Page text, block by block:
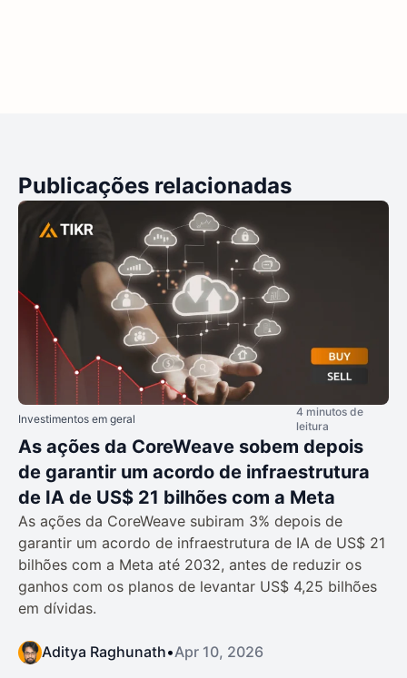
Publicações relacionadas
Investimentos em geral
4 minutos de
leitura
As ações da CoreWeave sobem depois
de garantir um acordo de infraestrutura
de IA de US$ 21 bilhões com a Meta
As ações da CoreWeave subiram 3% depois de
garantir um acordo de infraestrutura de IA de US$ 21
bilhões com a Meta até 2032, antes de reduzir os
ganhos com os planos de levantar US$ 4,25 bilhões
em dívidas.
Aditya Raghunath•Apr 10, 2026